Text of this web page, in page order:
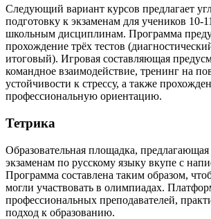
Следующий вариант курсов предлагает
подготовку к экзаменам для учеников 10-
школьным дисциплинам. Программа
прохождение трёх тестов
итоговый). Игровая составляющая
командное взаимодействие, тренинг на
устойчивости к стрессу, а также
профессиональную ориентацию.
Тетрика
Образовательная площадка,
экзаменам по русскому языку вкупе с
Программа составлена таким образом,
могли участвовать в олимпиадах.
профессиональных преподавателей,
подход к образованию.